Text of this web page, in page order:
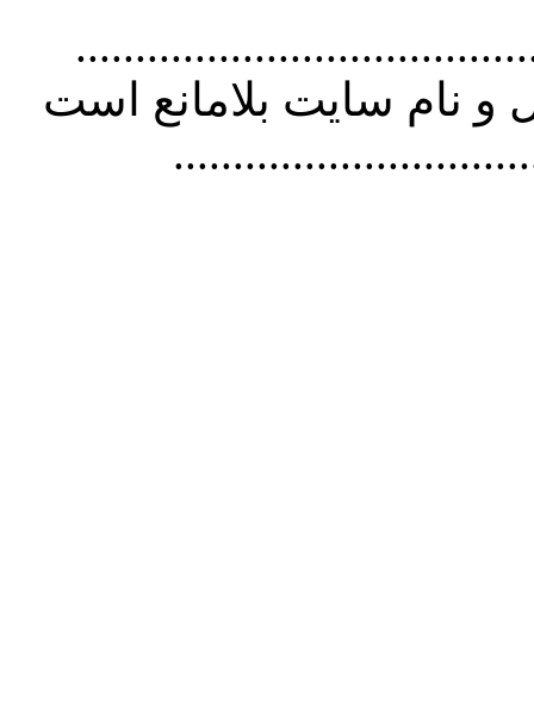
استفاده از
نام سايت بلامانع است